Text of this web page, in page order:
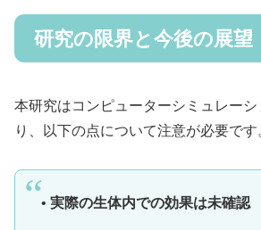
研究の限界と今後の展望
本研究はコンピューターシミュレー
り、以下の点について注意が必要です
• 実際の生体内での効果は未確認